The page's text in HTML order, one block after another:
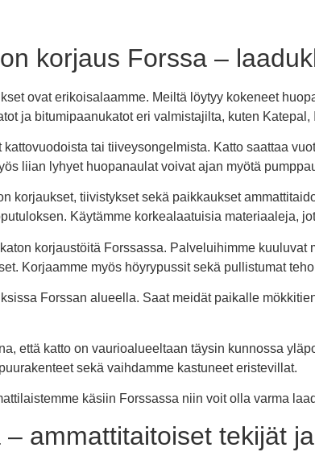
korjaus Forssa –
ovat erikoisalaamme. Meiltä löytyy kokeneet
ja bitumipaanukatot eri valmistajilta, kuten Katepal,
tai tiiveysongelmista. Katto saattaa
liian lyhyet huopanaulat voivat ajan myötä
korjaukset, tiivistykset sekä paikkaukset
Käytämme korkealaatuisia materiaaleja,
korjaustöitä Forssassa. Palveluihimme
Korjaamme myös höyrypussit sekä pullistumat
Forssan alueella. Saat meidät paikalle
että katto on vaurioalueeltaan täysin kunnossa
sekä vaihdamme kastuneet eristevillat.
käsiin Forssassa niin voit olla varma
ammattitaitoiset tekijät